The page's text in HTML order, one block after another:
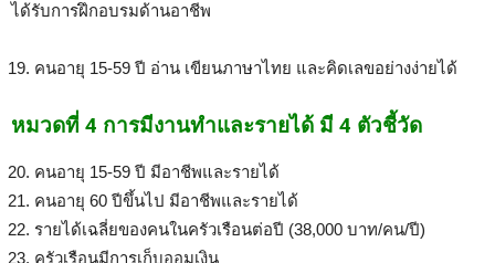
ได้รับการฝึกอบรมด้านอาชีพ
คนอายุ 15-59 ปี อ่าน เขียนภาษาไทย และคิดเลขอย่างง่ายได้
หมวดที่ 4 การมีงานทำและรายได้ มี 4 ตัวชี้วัด
คนอายุ 15-59 ปี มีอาชีพและรายได้
คนอายุ 60 ปีขึ้นไป มีอาชีพและรายได้
รายได้เฉลี่ยของคนในครัวเรือนต่อปี (38,000 บาท/คน/ปี)
ครัวเรือนมีการเก็บออมเงิน